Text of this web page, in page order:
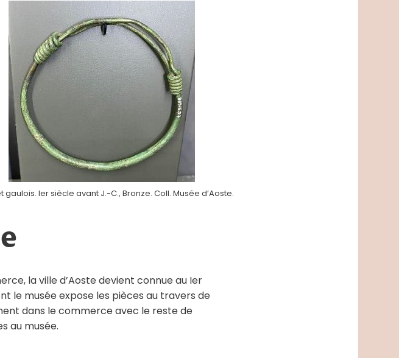
gaulois. Ier siècle avant J.-C., Bronze. Coll. Musée d’Aoste.
la ville d’Aoste devient connue au Ier
le musée expose les pièces au travers de
dans le commerce avec le reste de
au musée.